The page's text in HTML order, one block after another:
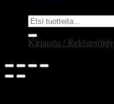
Etsi:
Kirjaudu / Rekisteröidy